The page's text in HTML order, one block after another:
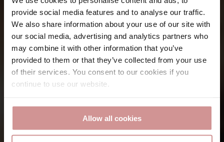
provide social media features and to analyse our traffic.
We also share information about your use of our site with
our social media, advertising and analytics partners who
may combine it with other information that you’ve
provided to them or that they’ve collected from your use
of their services. You consent to our cookies if you
continue to use our website.
Allow all cookies